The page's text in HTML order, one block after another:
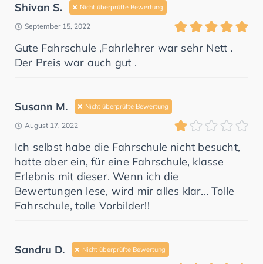
Shivan S. Nicht überprüfte Bewertung
September 15, 2022
Gute Fahrschule ,Fahrlehrer war sehr Nett .
Der Preis war auch gut .
Susann M. Nicht überprüfte Bewertung
August 17, 2022
Ich selbst habe die Fahrschule nicht besucht,
hatte aber ein, für eine Fahrschule, klasse
Erlebnis mit dieser. Wenn ich die
Bewertungen lese, wird mir alles klar... Tolle
Fahrschule, tolle Vorbilder!!
Sandru D. Nicht überprüfte Bewertung